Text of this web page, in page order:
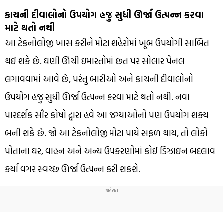
કાચની દીવાલોનો ઉપયોગ હજુ સુધી ઊર્જા ઉત્પન્ન કરવા
માટે થતો નથી
આ ટેકનોલોજી ખાસ કરીને મોટા શહેરોમાં ખૂબ ઉપયોગી સાબિત
થઈ શકે છે. ઘણી ઊંચી ઇમારતોમાં છત પર સોલાર પેનલ
લગાવવામાં આવે છે, પરંતુ બારીઓ અને કાચની દીવાલોનો
ઉપયોગ હજુ સુધી ઊર્જા ઉત્પન્ન કરવા માટે થતો નથી. નવા
પારદર્શક સૌર કોષો દ્વારા હવે આ જગ્યાઓનો પણ ઉપયોગ શક્ય
બની શકે છે. જો આ ટેકનોલોજી મોટા પાયે સફળ થાય, તો લોકો
પોતાના ઘર, વાહન અને અન્ય ઉપકરણોમાં કોઈ ડિઝાઇન બદલાવ
કર્યા વગર સ્વચ્છ ઊર્જા ઉત્પન્ન કરી શકશે.